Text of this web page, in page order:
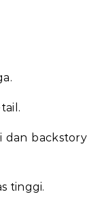
dan
tinggi.